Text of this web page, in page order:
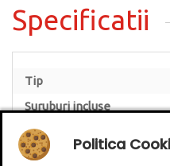
Specificatii
Tip
Suruburi incluse
Stil
Distanta dintre gaurile de
Politica